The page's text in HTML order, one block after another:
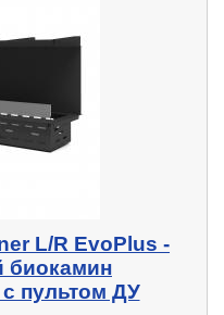
L/R EvoPlus -
биокамин
пультом ДУ